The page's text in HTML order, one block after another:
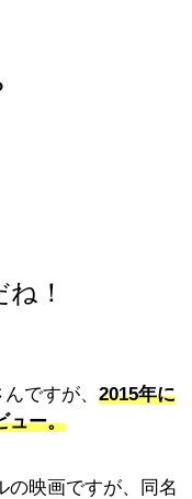
！
ですが、 2015年に
ュー。
の映画ですが、同名